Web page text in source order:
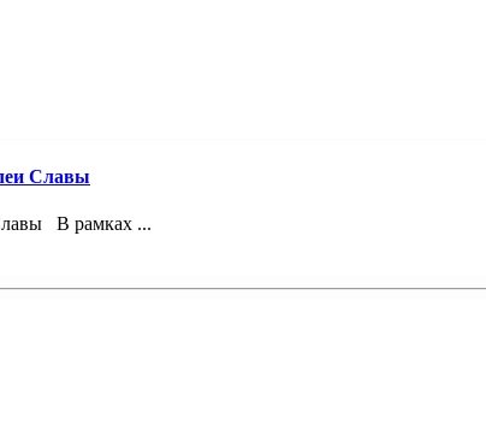
Славы
В рамках ...